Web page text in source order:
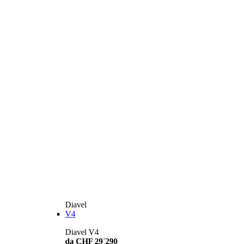
Diavel
V4
Diavel V4
da CHF 29´290